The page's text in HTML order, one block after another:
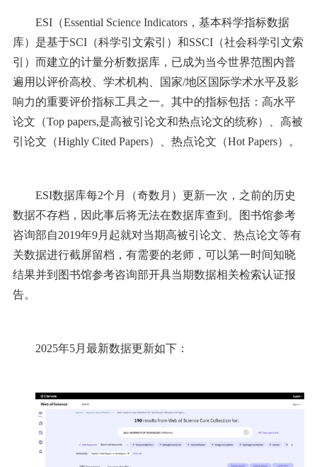
ESI（Essential Science Indicators，基本科学指标数据
库）是基于SCI（科学引文索引）和SSCI（社会科学引文索
引）而建立的计量分析数据库，已成为当今世界范围内普
遍用以评价高校、学术机构、国家/地区国际学术水平及影
响力的重要评价指标工具之一。其中的指标包括：高水平
论文（Top papers,是高被引论文和热点论文的统称）、高被
引论文（Highly Cited Papers）、热点论文（Hot Papers）。
ESI数据库每2个月（奇数月）更新一次，之前的历史
数据不存档，因此事后将无法在数据库查到。图书馆参考
咨询部自2019年9月起就对当期高被引论文、热点论文等有
关数据进行截屏留档，有需要的老师，可以第一时间知晓
结果并到图书馆参考咨询部开具当期数据相关检索认证报
告。
2025年5月最新数据更新如下：